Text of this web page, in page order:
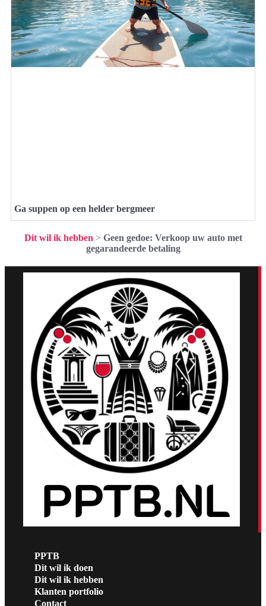
Ga suppen op een helder bergmeer
Dit wil ik hebben > Geen gedoe: Verkoop uw auto met
gegarandeerde betaling
PPTB
Dit wil ik doen
Dit wil ik hebben
Klanten portfolio
Contact